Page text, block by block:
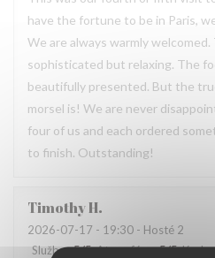
have the fortune to be in Paris,
We are always warmly
sophisticated but relaxing. The
beautifully presented. But the
morsel is! We are never
four of us and each ordered
to finish. Outstanding!
TimothyH
2026-07-17 - 19:30 - Hosté 2
Služba:5/5 Atmosféra:5/5